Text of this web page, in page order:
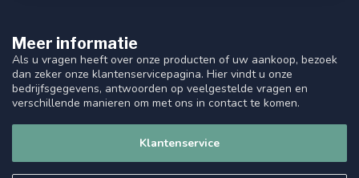
Meer informatie
Als u vragen heeft over onze producten of uw aankoop, bezoek
dan zeker onze klantenservicepagina. Hier vindt u onze
bedrijfsgegevens, antwoorden op veelgestelde vragen en
verschillende manieren om met ons in contact te komen.
Klantenservice